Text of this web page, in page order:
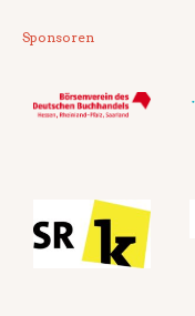
Sponsoren